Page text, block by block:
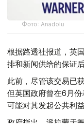
Фото: Аnadolu
根据路透社报道，英
排和新闻供给的保证
此前，尽管该交易已
但英国政府曾在6月
可能对其发起公共利益
政府指出，派拉蒙天